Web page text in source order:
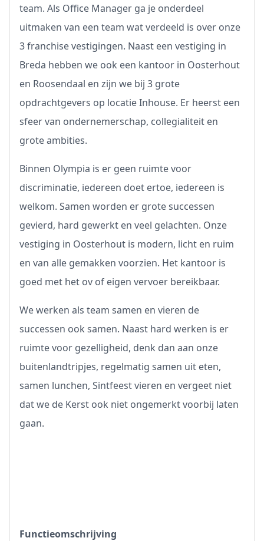
team. Als Office Manager ga je onderdeel
uitmaken van een team wat verdeeld is over onze
3 franchise vestigingen. Naast een vestiging in
Breda hebben we ook een kantoor in Oosterhout
en Roosendaal en zijn we bij 3 grote
opdrachtgevers op locatie Inhouse. Er heerst een
sfeer van ondernemerschap, collegialiteit en
grote ambities.
Binnen Olympia is er geen ruimte voor
discriminatie, iedereen doet ertoe, iedereen is
welkom. Samen worden er grote successen
gevierd, hard gewerkt en veel gelachten. Onze
vestiging in Oosterhout is modern, licht en ruim
en van alle gemakken voorzien. Het kantoor is
goed met het ov of eigen vervoer bereikbaar.
We werken als team samen en vieren de
successen ook samen. Naast hard werken is er
ruimte voor gezelligheid, denk dan aan onze
buitenlandtripjes, regelmatig samen uit eten,
samen lunchen, Sintfeest vieren en vergeet niet
dat we de Kerst ook niet ongemerkt voorbij laten
gaan.
Functieomschrijving